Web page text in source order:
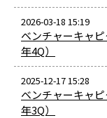
2026-03-18 15:19
ベンチャーキャ
年4Q）
2025-12-17 15:28
ベンチャーキャ
年3Q）